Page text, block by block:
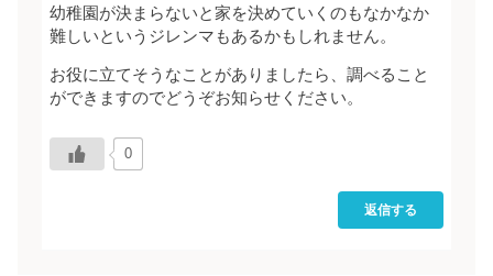
幼稚園が決まらないと家を決めていくのもなかなか
難しいというジレンマもあるかもしれません。
お役に立てそうなことがありましたら、調べること
ができますのでどうぞお知らせください。
0
返信する